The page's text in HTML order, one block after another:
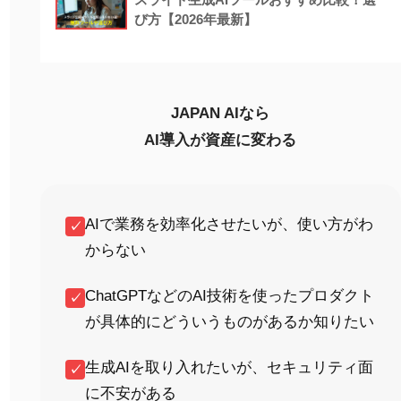
び方【2026年最新】
JAPAN AIなら
AI導入が資産に変わる
✓ AIで業務を効率化させたいが、使い方がわ
からない
✓ ChatGPTなどのAI技術を使ったプロダクト
が具体的にどういうものがあるか知りたい
✓ 生成AIを取り入れたいが、セキュリティ面
に不安がある